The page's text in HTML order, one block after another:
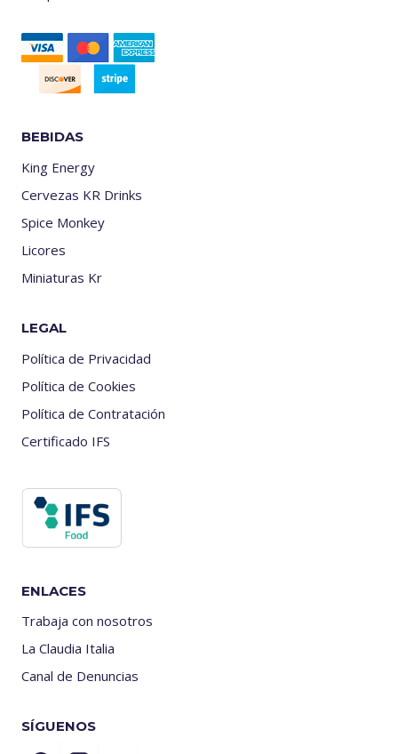
BEBIDAS
King Energy
Cervezas KR Drinks
Spice Monkey
Licores
Miniaturas Kr
LEGAL
Política de Privacidad
Política de Cookies
Política de Contratación
Certificado IFS
ENLACES
Trabaja con nosotros
La Claudia Italia
Canal de Denuncias
SÍGUENOS